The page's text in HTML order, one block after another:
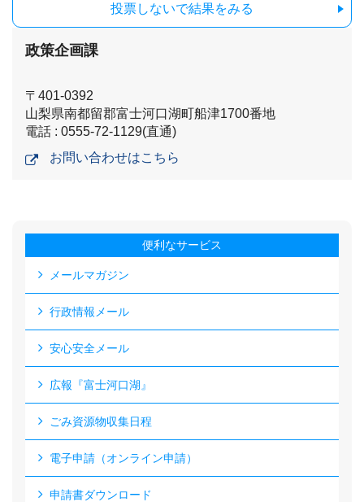
投票しないで結果をみる
政策企画課
〒401-0392
山梨県南都留郡富士河口湖町船津1700番地
電話 : 0555-72-1129(直通)
お問い合わせはこちら
便利なサービス
メールマガジン
行政情報メール
安心安全メール
広報『富士河口湖』
ごみ資源物収集日程
電子申請（オンライン申請）
申請書ダウンロード